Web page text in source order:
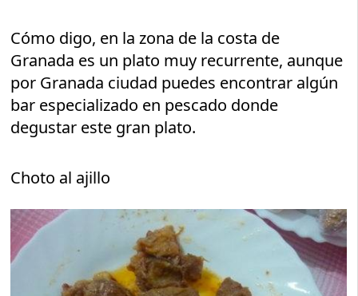
Cómo digo, en la zona de la costa de
Granada es un plato muy recurrente, aunque
por Granada ciudad puedes encontrar algún
bar especializado en pescado donde
degustar este gran plato.
Choto al ajillo